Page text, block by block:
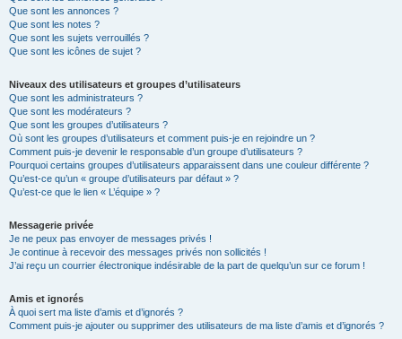
Que sont les annonces ?
Que sont les notes ?
Que sont les sujets verrouillés ?
Que sont les icônes de sujet ?
Niveaux des utilisateurs et groupes d’utilisateurs
Que sont les administrateurs ?
Que sont les modérateurs ?
Que sont les groupes d’utilisateurs ?
Où sont les groupes d’utilisateurs et comment puis-je en rejoindre un ?
Comment puis-je devenir le responsable d’un groupe d’utilisateurs ?
Pourquoi certains groupes d’utilisateurs apparaissent dans une couleur différente ?
Qu’est-ce qu’un « groupe d’utilisateurs par défaut » ?
Qu’est-ce que le lien « L’équipe » ?
Messagerie privée
Je ne peux pas envoyer de messages privés !
Je continue à recevoir des messages privés non sollicités !
J’ai reçu un courrier électronique indésirable de la part de quelqu’un sur ce forum !
Amis et ignorés
À quoi sert ma liste d’amis et d’ignorés ?
Comment puis-je ajouter ou supprimer des utilisateurs de ma liste d’amis et d’ignorés ?